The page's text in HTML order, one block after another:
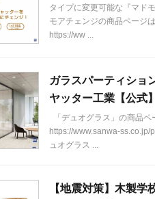
タイプに変更可能な『マド
モアチェンジの商品ページ
https://ww ...
ガラスパーティショ
ヤッター工業【公式】
「デュオグラス」の商品ペ
https://www.sanwa-
ュオグラス ...
【地震対策】木製学